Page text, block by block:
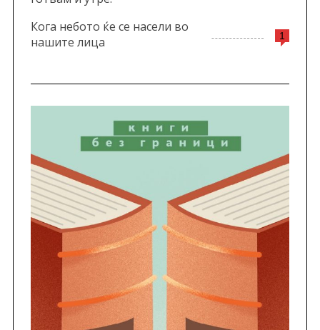
1
Кога небото ќе се насели во
нашите лица